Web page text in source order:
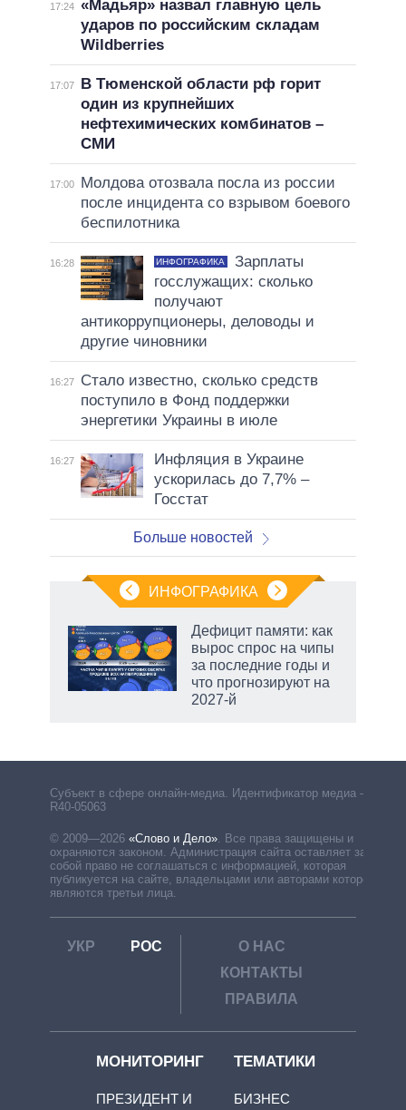
17:24 «Мадьяр» назвал главную цель
ударов по российским складам
Wildberries
17:07
В Тюменской области рф горит
один из крупнейших
нефтехимических комбинатов –
СМИ
17:00
Молдова отозвала посла из россии
после инцидента со взрывом боевого
беспилотника
16:28 ИНФОГРАФИКА
Зарплаты
госслужащих: сколько
получают
антикоррупционеры, деловоды и
другие чиновники
16:27
Стало известно, сколько средств
поступило в Фонд поддержки
энергетики Украины в июле
16:27
Инфляция в Украине
ускорилась до 7,7% –
Госстат
Больше новостей
ИНФОГРАФИКА
Дефицит памяти: как
вырос спрос на чипы
за последние годы и
что прогнозируют на
2027-й
Субъект в сфере онлайн-медиа. Идентификатор медиа –
R40-05063
© 2009—2026 «Слово и Дело» Все права защищены и
охраняются законом. Администрация сайта оставляет за
собой право не соглашаться с информацией, которая
публикуется на сайте, владельцами или авторами которой
являются третьи лица.
УКР РОС
О НАС
КОНТАКТЫ
ПРАВИЛА
МОНИТОРИНГ
ПРЕЗИДЕНТ И
ТЕМАТИКИ
БИЗНЕС